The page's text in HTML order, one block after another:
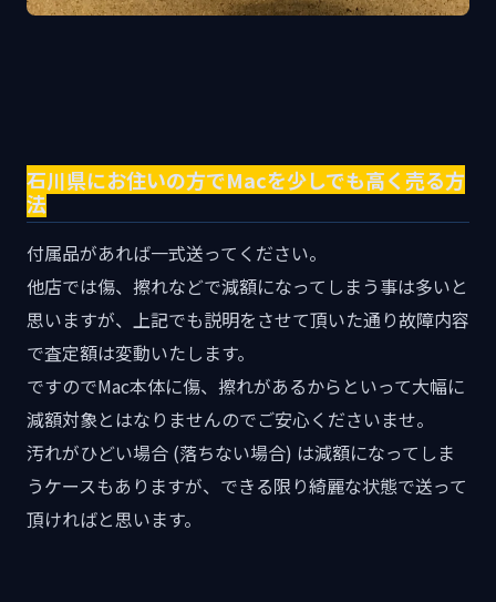
石川県にお住いの方でMacを少しでも高く売る方
法
付属品があれば一式送ってください。
他店では傷、擦れなどで減額になってしまう事は多いと
思いますが、上記でも説明をさせて頂いた通り故障内容
で査定額は変動いたします。
ですのでMac本体に傷、擦れがあるからといって大幅に
減額対象とはなりませんのでご安心くださいませ。
汚れがひどい場合 (落ちない場合) は減額になってしま
うケースもありますが、できる限り綺麗な状態で送って
頂ければと思います。